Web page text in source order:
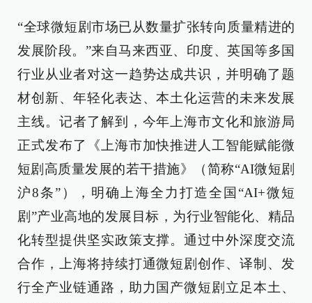
“全球微短剧市场已从数量扩张转向质量精进的
发展阶段。”来自马来西亚、印度、英国等多国
行业从业者对这一趋势达成共识，并明确了题
材创新、年轻化表达、本土化运营的未来发展
主线。记者了解到，今年上海市文化和旅游局
正式发布了《上海市加快推进人工智能赋能微
短剧高质量发展的若干措施》（简称“AI微短剧
沪8条”），明确上海全力打造全国“AI+微短
剧”产业高地的发展目标，为行业智能化、精品
化转型提供坚实政策支撑。通过中外深度交流
合作，上海将持续打通微短剧创作、译制、发
行全产业链通路，助力国产微短剧立足本土、